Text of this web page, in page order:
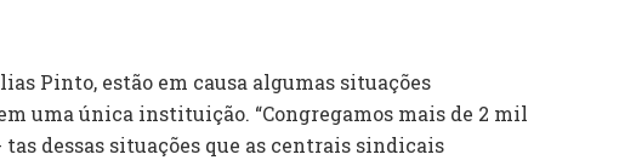
Pinto, estão em causa algumas situações
uma única instituição. “Congregamos mais de 2 mil
dessas situações que as centrais sindicais